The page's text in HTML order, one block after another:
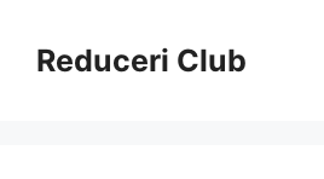
conținutReduceri Club